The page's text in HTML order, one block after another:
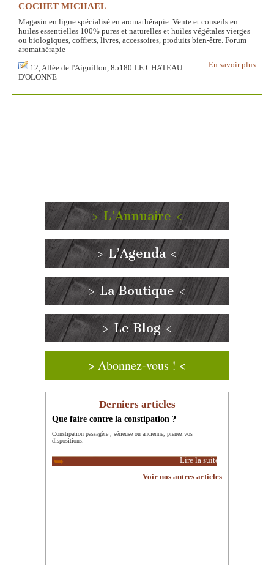
COCHET MICHAEL
Magasin en ligne spécialisé en aromathérapie. Vente et conseils en
huiles essentielles 100% pures et naturelles et huiles végétales vierges
ou biologiques, coffrets, livres, accessoires, produits bien-être. Forum
aromathérapie
En savoir plus
12, Allée de l'Aiguillon, 85180 LE CHATEAU
D'OLONNE
> L’Annuaire <
> L’Agenda <
> La Boutique <
> Le Blog <
> Abonnez-vous ! <
Derniers articles
Que faire contre la constipation ?
Constipation passagère , sérieuse ou ancienne, prenez vos
dispositions.
Lire la suite
Voir nos autres articles